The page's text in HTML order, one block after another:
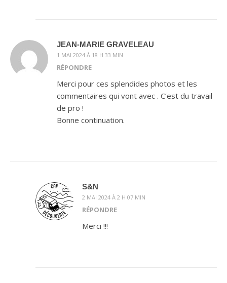
JEAN-MARIE GRAVELEAU
1 MAI 2024 À 18 H 33 MIN
RÉPONDRE
Merci pour ces splendides photos et les
commentaires qui vont avec . C’est du travail
de pro !
Bonne continuation.
S&N
2 MAI 2024 À 2 H 07 MIN
RÉPONDRE
Merci !!!